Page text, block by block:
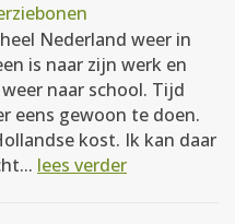
Nederland weer in
is naar zijn werk en
naar school. Tijd
eens gewoon te doen.
kost. Ik kan daar
lees verder